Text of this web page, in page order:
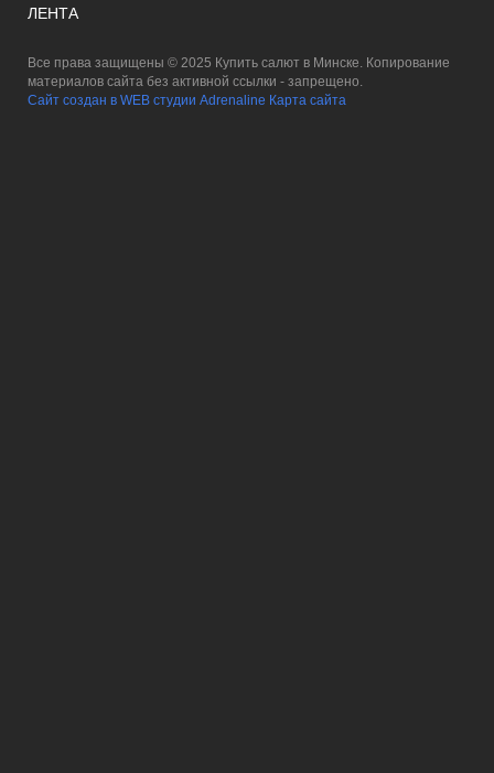
ЛЕНТА
Все права защищены © 2025 Купить салют в Минске. Копирование
материалов сайта без активной ссылки - запрещено.
Сайт создан в WEB студии Adrenaline Карта сайта